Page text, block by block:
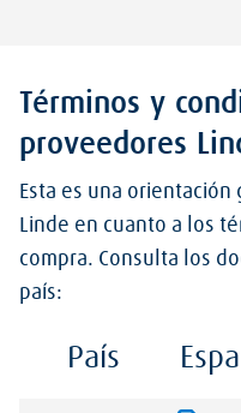
Términos y
proveedores
Esta es una
Linde en cuanto a los
compra. Consulta los
país:
País